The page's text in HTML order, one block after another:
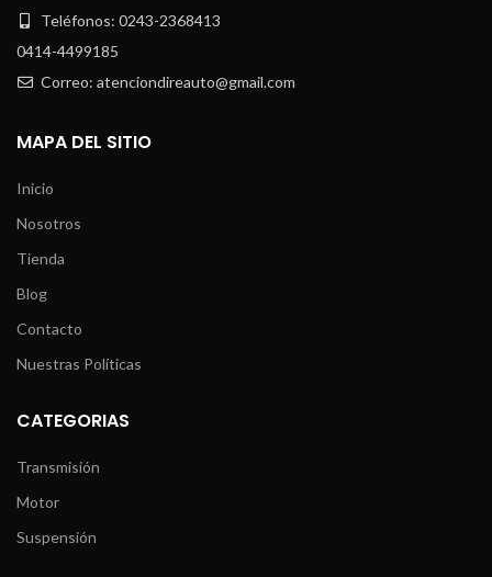
Teléfonos: 0243-2368413
0414-4499185
Correo: atenciondireauto@gmail.com
MAPA DEL SITIO
Inicio
Nosotros
Tienda
Blog
Contacto
Nuestras Políticas
CATEGORIAS
Transmisión
Motor
Suspensión